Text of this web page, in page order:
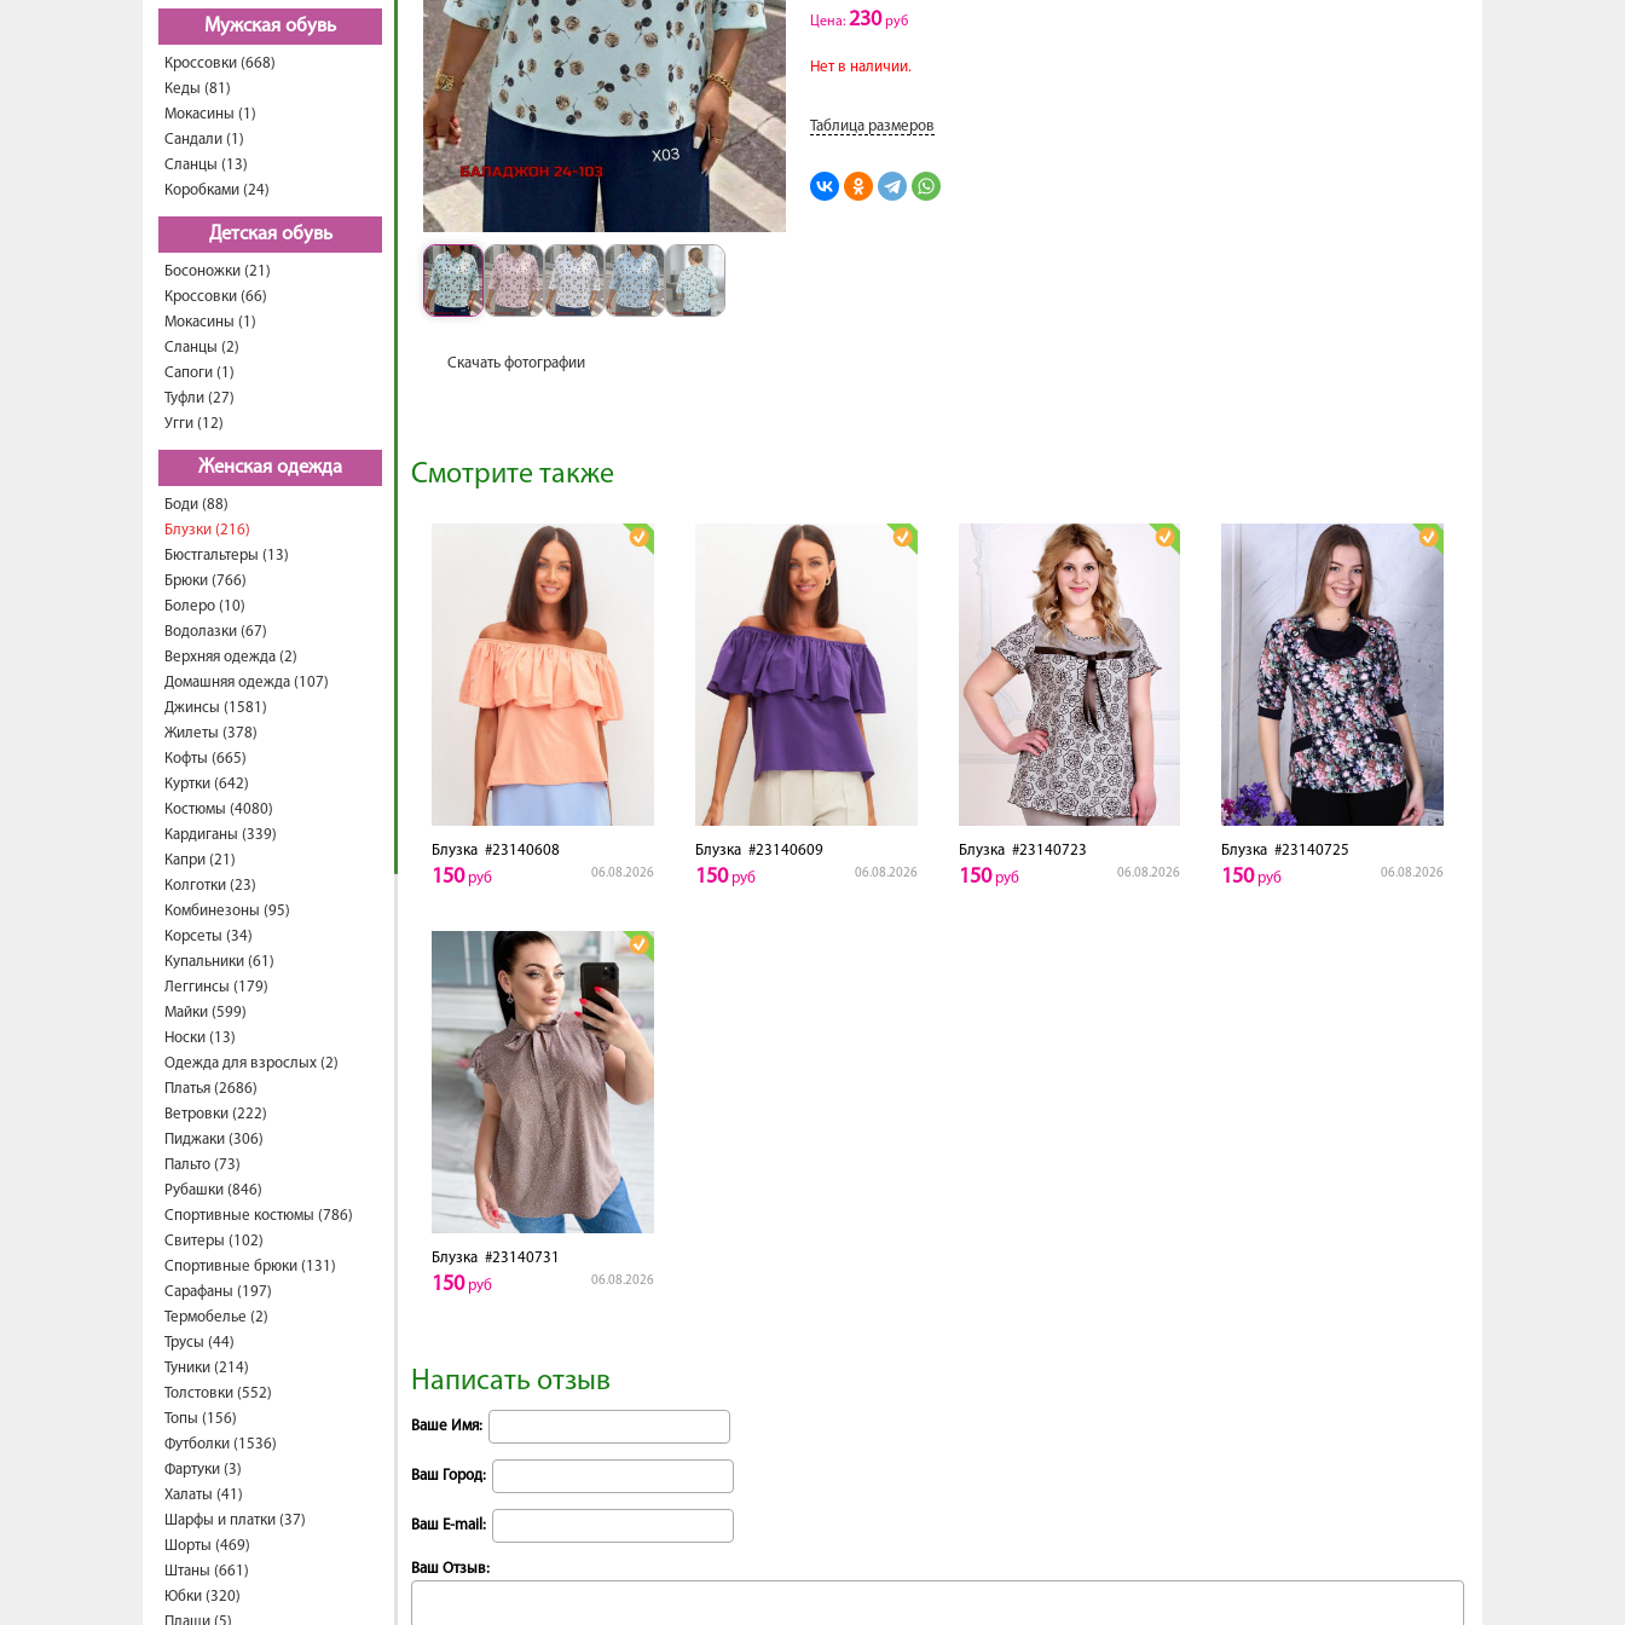
Мужская обувь
Кроссовки (668)
Кеды (81)
Мокасины (1)
Сандали (1)
Сланцы (13)
Коробками (24)
Детская обувь
Босоножки (21)
Кроссовки (66)
Мокасины (1)
Сланцы (2)
Сапоги (1)
Туфли (27)
Угги (12)
Женская одежда
Боди (88)
Блузки (216)
Бюстгальтеры (13)
Брюки (766)
Болеро (10)
Водолазки (67)
Верхняя одежда (2)
Домашняя одежда (107)
Джинсы (1581)
Жилеты (378)
Кофты (665)
Куртки (642)
Костюмы (4080)
Кардиганы (339)
Капри (21)
Колготки (23)
Комбинезоны (95)
Корсеты (34)
Купальники (61)
Леггинсы (179)
Майки (599)
Носки (13)
Одежда для взрослых (2)
Платья (2686)
Ветровки (222)
Пиджаки (306)
Пальто (73)
Рубашки (846)
Спортивные костюмы (786)
Свитеры (102)
Спортивные брюки (131)
Сарафаны (197)
Термобелье (2)
Трусы (44)
Туники (214)
Толстовки (552)
Топы (156)
Футболки (1536)
Фартуки (3)
Халаты (41)
Шарфы и платки (37)
Шорты (469)
Штаны (661)
Юбки (320)
Скачать фотографии
Цена: 230руб
Нет в наличии.
Таблица размеров
Смотрите также
Блузка #23140608
06.08.2026
150руб
Блузка#23140609
06.08.2026
150руб
Блузка#23140723
06.08.2026
150руб
Блузка #23140725
06.08.2026
150руб
Блузка #23140731
06.08.2026
150руб
Написать отзыв
Ваше Имя:
Ваш Город:
Ваш E-mail:
Ваш Отзыв: